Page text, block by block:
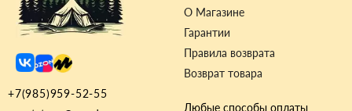
О Магазине
Гарантии
Правила возврата
Возврат товара
+7(985)959-52-55
Любые способы оплаты